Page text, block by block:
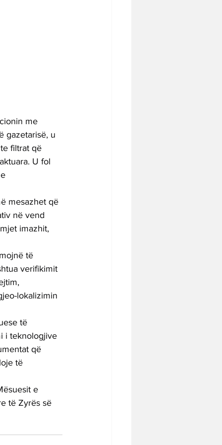
me
gazetarisë, u
filtrat që
U fol
mesazhet që
në vend
imazhit,
të
verifikimit
lokalizimin
të
i teknologjive
që
të
e
të Zyrës së